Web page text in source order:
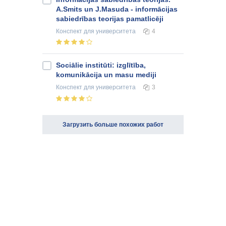
A.Smits un J.Masuda - informācijas
sabiedrības teorijas pamatlicēji
Конспект для университета 4
Sociālie institūti: izglītība,
komunikācija un masu mediji
Конспект для университета 3
Загрузить больше похожих работ